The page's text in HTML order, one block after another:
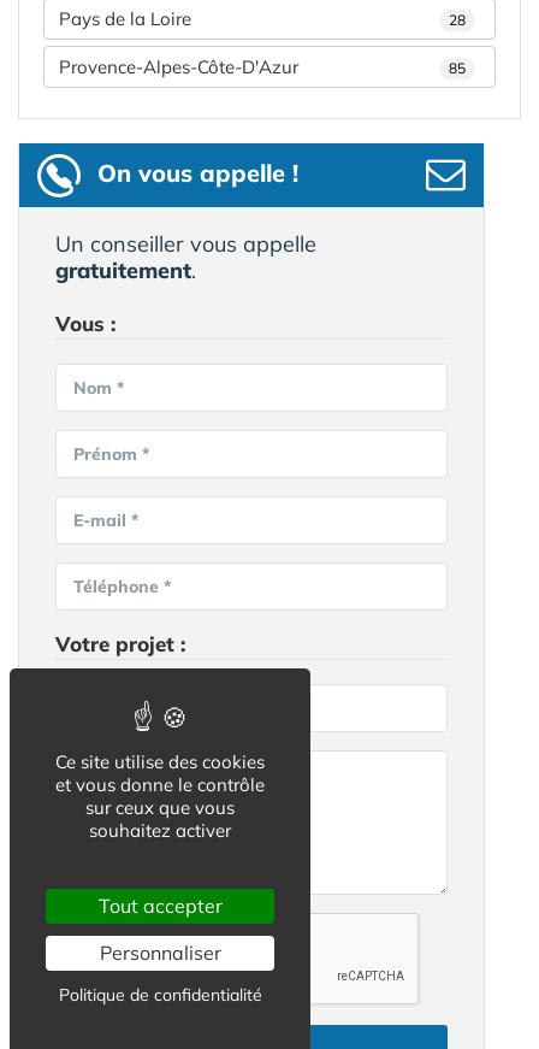
Pays de la Loire 28
Provence-Alpes-Côte-D'Azur 85
On vous appelle !
Un conseiller vous appelle
gratuitement.
Vous :
Nom *
Prénom *
E-mail *
Téléphone *
Votre projet :
Ce site utilise des cookies
et vous donne le contrôle
sur ceux que vous
souhaitez activer
Tout accepter
Personnaliser
Politique de confidentialité